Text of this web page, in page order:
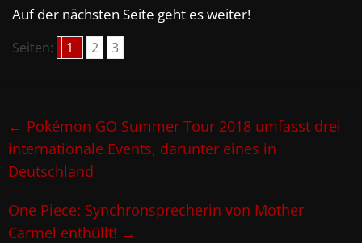
Auf der nächsten Seite geht es weiter!
Seiten: 1 2 3
← Pokémon GO Summer Tour 2018 umfasst drei
internationale Events, darunter eines in
Deutschland
One Piece: Synchronsprecherin von Mother
Carmel enthüllt! →